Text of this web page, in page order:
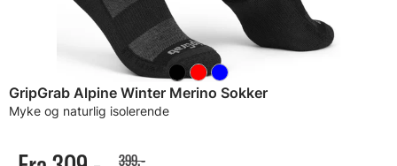
GripGrab Alpine Winter Merino Sokker
Myke og naturlig isolerende
399,-